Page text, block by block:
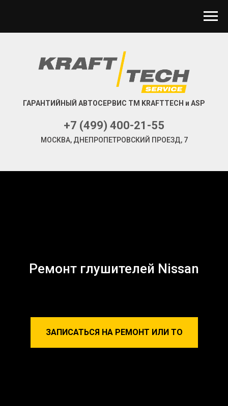
ГАРАНТИЙНЫЙ АВТОСЕРВИС ТМ KRAFTTECH и ASP
+7 (499) 400-21-55
МОСКВА, ДНЕПРОПЕТРОВСКИЙ ПРОЕЗД, 7
Ремонт глушителей Nissan
ЗАПИСАТЬСЯ НА РЕМОНТ ИЛИ ТО